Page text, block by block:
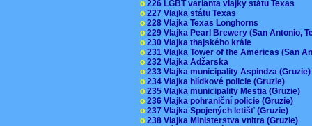
o 226 LGBT varianta vlajky státu Texas
o 227 Vlajka státu Texas
o 228 Vlajka Texas Longhorns
o 229 Vlajka Pearl Brewery (San Antonio,
o 230 Vlajka thajského krále
o 231 Vlajka Tower of the Americas (San
o 232 Vlajka Adžarska
o 233 Vlajka municipality Aspindza
o 234 Vlajka hlídkové policie (Gruzie)
o 235 Vlajka municipality Mestia (Gruzie)
o 236 Vlajka pohraniční policie (Gruzie)
o 237 Vlajka Spojených letišť (Gruzie)
o 238 Vlajka Ministerstva vnitra (Gruzie)